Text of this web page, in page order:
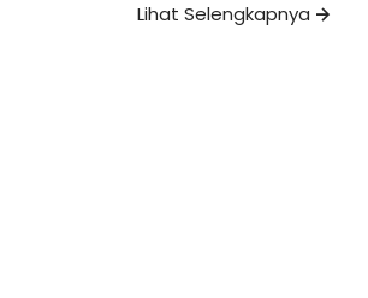
Lihat Selengkapnya